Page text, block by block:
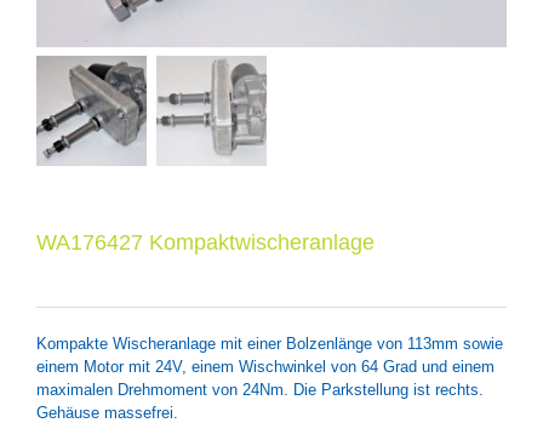
WA176427 Kompaktwischeranlage
Kompakte Wischeranlage mit einer Bolzenlänge von 113mm sowie
einem Motor mit 24V, einem Wischwinkel von 64 Grad und einem
maximalen Drehmoment von 24Nm. Die Parkstellung ist rechts.
Gehäuse massefrei.